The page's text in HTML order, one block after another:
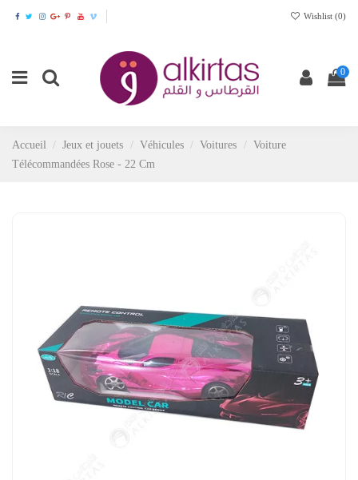
Wishlist (0)
0
Accueil Jeux et jouets Véhicules Voitures
Voiture
Télécommandées Rose - 22 Cm